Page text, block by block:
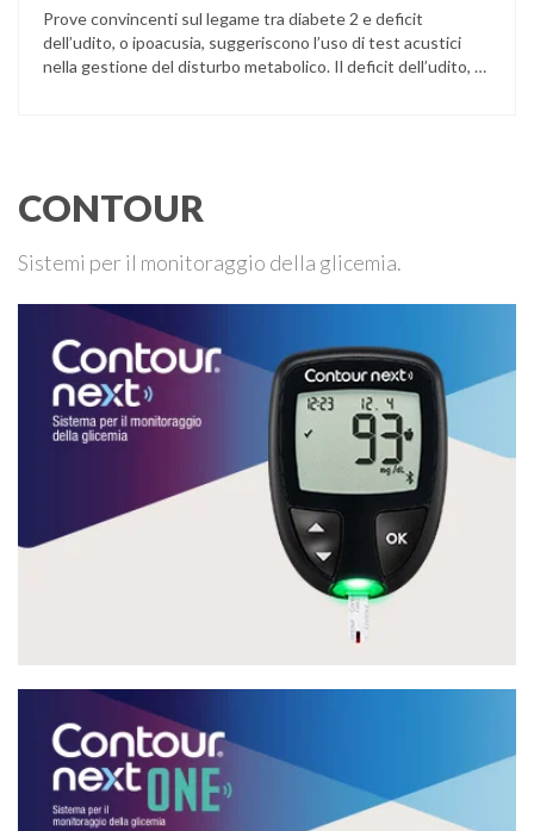
Prove convincenti sul legame tra diabete 2 e deficit
dell’udito, o ipoacusia, suggeriscono l’uso di test acustici
nella gestione del disturbo metabolico. Il deficit dell’udito, o
CONTOUR
Sistemi per il monitoraggio della glicemia.